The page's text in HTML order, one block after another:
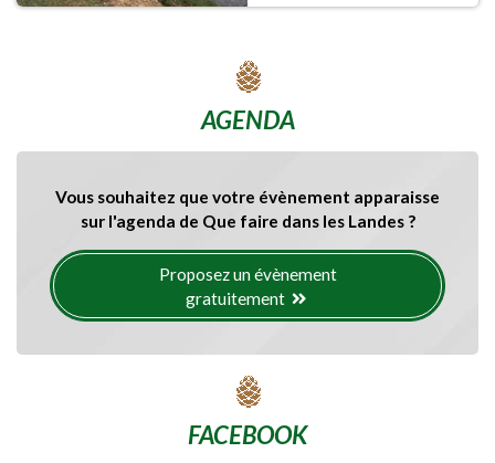
AGENDA
Vous souhaitez que votre évènement apparaisse
sur l'agenda de Que faire dans les Landes ?
Proposez un évènement
gratuitement
FACEBOOK